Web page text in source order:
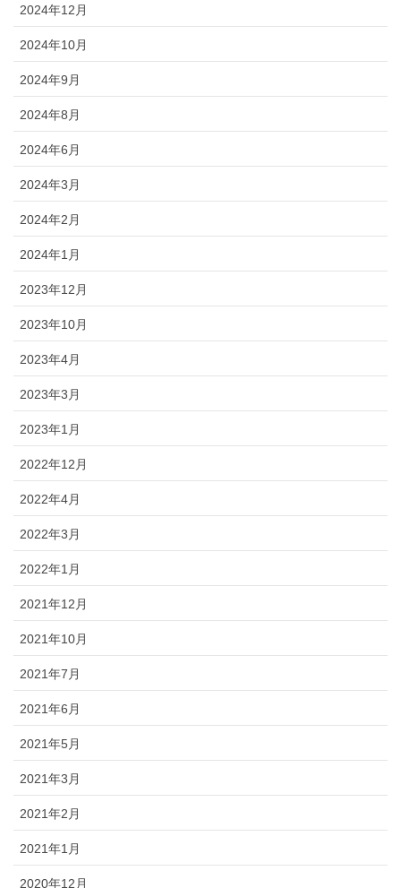
2024年12月
2024年10月
2024年9月
2024年8月
2024年6月
2024年3月
2024年2月
2024年1月
2023年12月
2023年10月
2023年4月
2023年3月
2023年1月
2022年12月
2022年4月
2022年3月
2022年1月
2021年12月
2021年10月
2021年7月
2021年6月
2021年5月
2021年3月
2021年2月
2021年1月
2020年12月